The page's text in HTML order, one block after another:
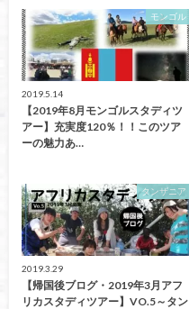
モンゴル
2019.5.14
【2019年8月モンゴルスタディツ
アー】充実度120％！！このツア
ーの魅力あ…
タンザニア
2019.3.29
【帰国後ブログ・2019年3月アフ
リカスタディツアー】VO.5～タン